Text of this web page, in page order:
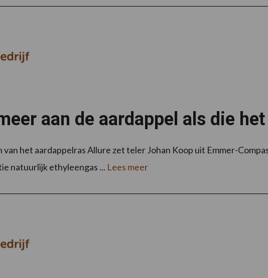
aan de aardappel als die
van het aardappelras Allure zet teler Johan Koop uit Emmer-
natuurlijk ethyleengas ... Lees meer